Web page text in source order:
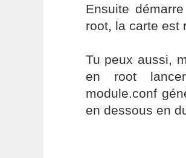
Ensuite
root, la carte est
Tu peux aussi,
en root
module.conf
en dessous en